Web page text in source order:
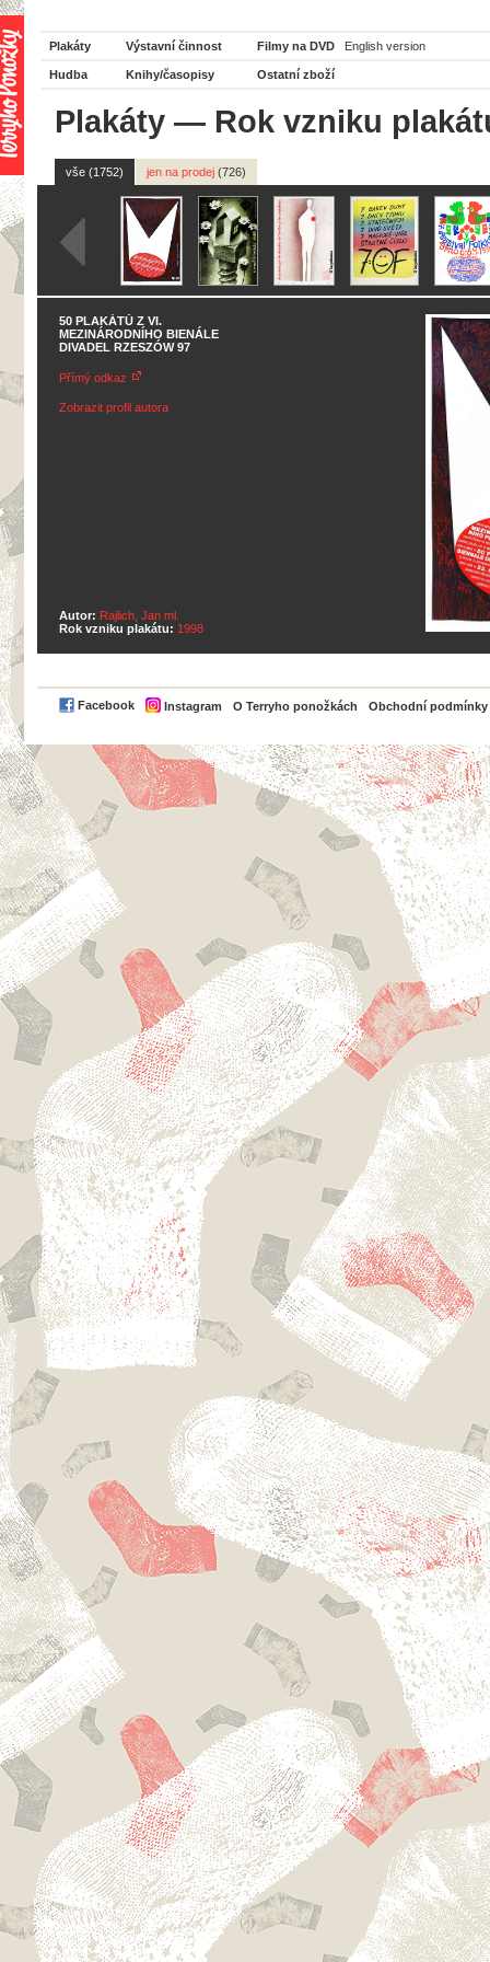
Plakáty Výstavní činnost Filmy na DVD English version
Hudba Knihy/časopisy Ostatní zboží
Plakáty — Rok vzniku
vše (1752) jen na prodej (726)
50 PLAKÁTŮ Z VI.
MEZINÁRODNÍHO BIENÁLE
DIVADEL RZESZÓW 97
Přímý odkaz
Zobrazit profil autora
Autor: Rajlich, Jan ml.
Rok vzniku plakátu: 1998
Facebook Instagram O Terryho ponožkách Obchodní podmínky
PayPal